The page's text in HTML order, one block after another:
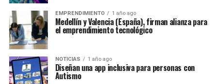
EMPRENDIMIENTO 1 año ago
Medellín y Valencia (España), firman alianza para
el emprendimiento tecnológico
NOTICIAS 1 año ago
Diseñan una app inclusiva para personas con
Autismo